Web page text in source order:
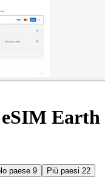
Earth
paese 9 Più paesi 22